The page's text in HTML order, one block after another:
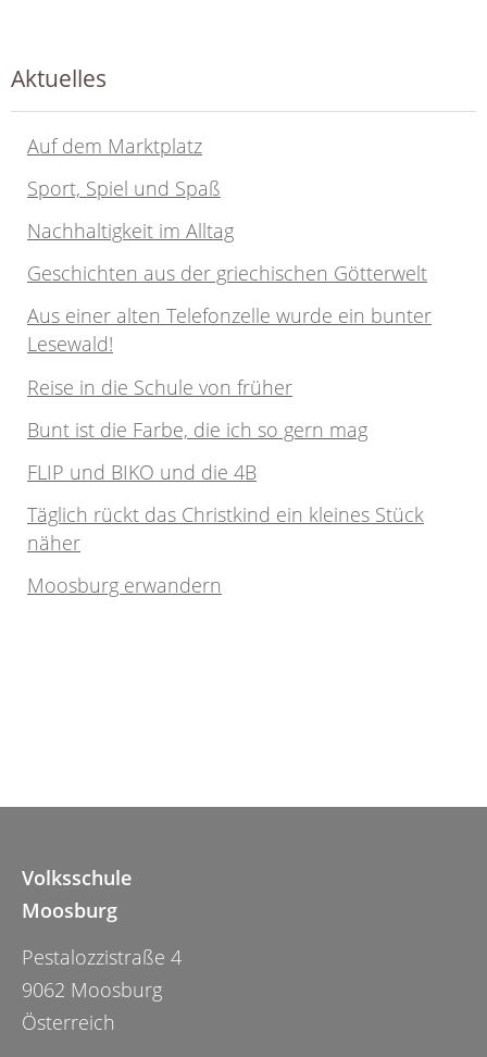
Aktuelles
Auf dem Marktplatz
Sport, Spiel und Spaß
Nachhaltigkeit im Alltag
Geschichten aus der griechischen Götterwelt
Aus einer alten Telefonzelle wurde ein bunter
Lesewald!
Reise in die Schule von früher
Bunt ist die Farbe, die ich so gern mag
FLIP und BIKO und die 4B
Täglich rückt das Christkind ein kleines Stück
näher
Moosburg erwandern
Volksschule
Moosburg
Pestalozzistraße 4
9062 Moosburg
Österreich